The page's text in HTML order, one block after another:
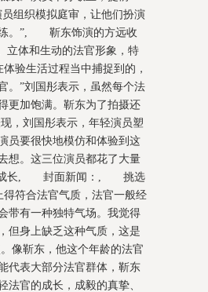
组织模拟庭审，让他们扮演
练。”, 靳东饰演的方远收
立体和生动的法官形象，特
验生活过程当中捕捉到的，
。”刘国彤表示，虽然每个法
更加饱满。靳东为了拍摄还
，刘国彤表示，年轻演员塑
员要很快地模仿和体验到这
想。这三位演员都花了大量
成长, 封面新闻：, 挑选
合法官气质，法官一般经
带有一种独特气场。我觉得
但身上缺乏这种气质，这是
像靳东，他这个年龄的法官
代表大部分法官群体，靳东
官的成长，成毅的真挚、